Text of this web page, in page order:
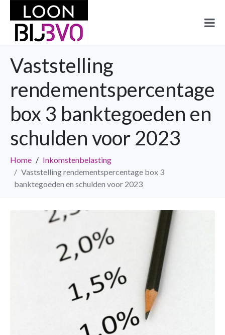
Vaststelling
rendementspercentage
box 3 banktegoeden en
schulden voor 2023
Home
Inkomstenbelasting
Vaststelling rendementspercentage box 3
banktegoeden en schulden voor 2023